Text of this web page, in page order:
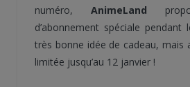
numéro, AnimeLand
d’abonnement spéciale pendant
très bonne idée de cadeau, mais
limitée jusqu’au 12 janvier !